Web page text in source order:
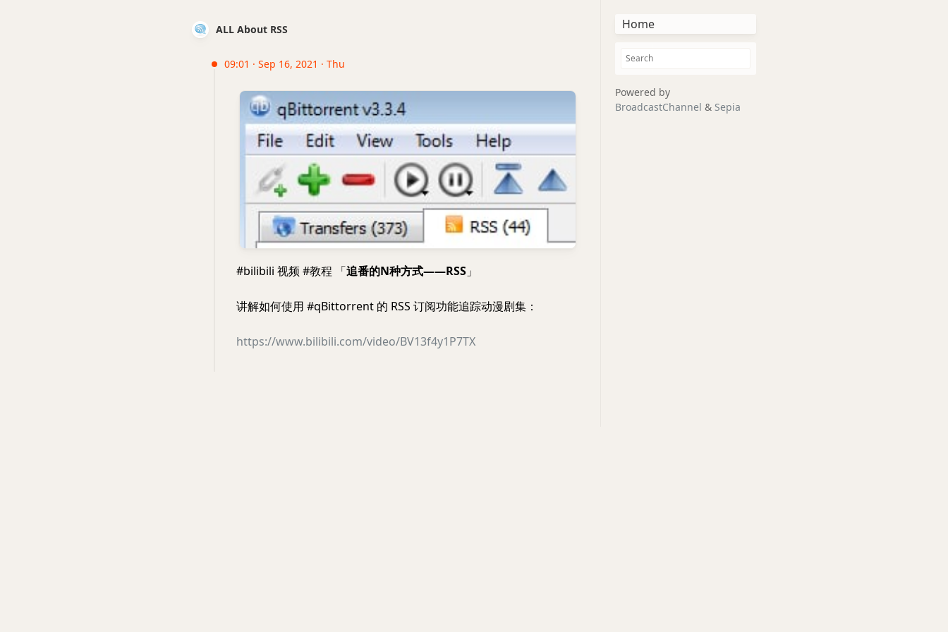
ALL About RSS
09:01 · Sep 16, 2021 · Thu
#bilibili 视频 #教程 「追番的N种方式——RSS 」
讲解如何使用 #qBittorrent 的 RSS 订阅功能追踪动漫剧集：
https://www.bilibili.com/video/BV13f4y1P7TX
Home
Powered by
BroadcastChannel & Sepia